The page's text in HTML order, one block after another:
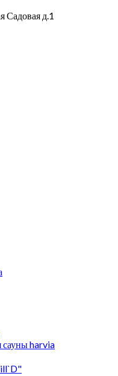
Садовая д.1
сауны harvia